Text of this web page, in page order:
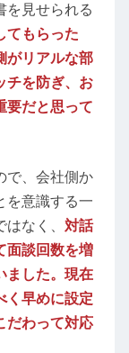
を見せられる
てもらった
がリアルな部
チを防ぎ、お
要だと思って
で、会社側か
を意識する一
なく、 対話
面談回数を増
ました。現在
く早めに設定
だわって対応